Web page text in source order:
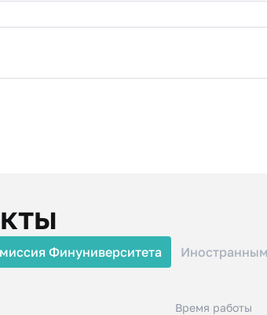
Финуниверситета
Время работы